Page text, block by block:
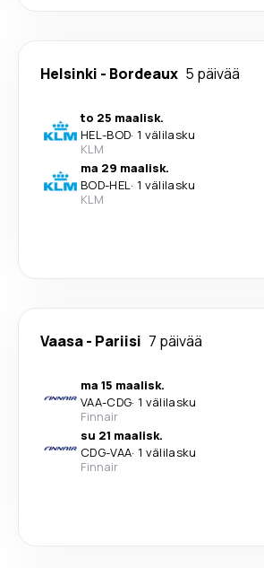
Helsinki - Bordeaux 5 päivää
to 25 maalisk.
HEL-BOD· 1 välilasku
KLM
ma 29 maalisk.
BOD-HEL· 1 välilasku
KLM
Vaasa- Pariisi 7 päivää
ma 15 maalisk.
VAA-CDG· 1 välilasku
Finnair
su 21 maalisk.
CDG-VAA· 1 välilasku
Finnair